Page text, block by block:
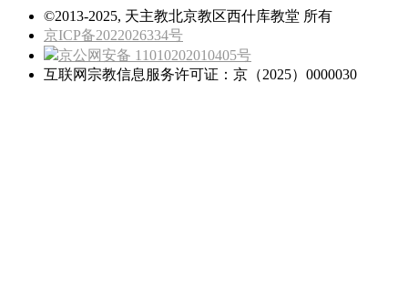
©2013-2025, 天主教北京教区西什库教堂 所有
京ICP备2022026334号
京公网安备 11010202010405号
互联网宗教信息服务许可证：京（2025）0000030